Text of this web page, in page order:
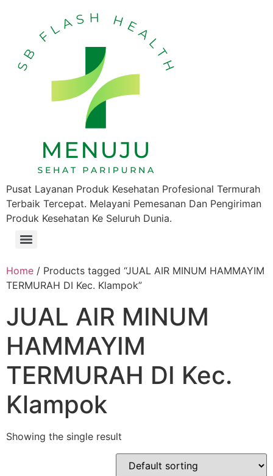
Pusat Layanan Produk Kesehatan Profesional Termurah
Terbaik Tercepat. Melayani Pemesanan Dan Pengiriman
Produk Kesehatan Ke Seluruh Dunia.
Home / Products tagged “JUAL AIR MINUM HAMMAYIM
TERMURAH DI Kec. Klampok”
JUAL AIR MINUM
HAMMAYIM
TERMURAH DI Kec.
Klampok
Showing the single result